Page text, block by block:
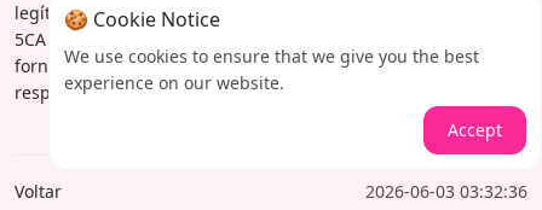
legítimos. A contradição entre as declarações do Discord e da
5CA aponta para a necessidade de uma gestão de riscos de
fornecedores mais transparente e protocolos robustos de
resposta a incidentes em toda a indústria.
Voltar 2026-06-03 03:32:36
🍪 Cookie Notice
We use cookies to ensure that we give you the best
experience on our website.
Accept